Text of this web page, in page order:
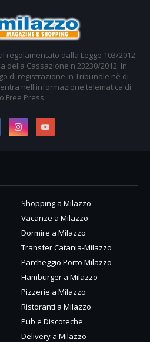
regolamentato dalla Legge 103/2012
della Cassazione n.23230/2012. In
di registrazione in Tribunale nè di
nell'informazione telematica di
Free Press.
Shopping a Milazzo
Vacanze a Milazzo
Dormire a Milazzo
Transfer Catania-Milazzo
Parcheggio Porto Milazzo
Hamburger a Milazzo
Pizzerie a Milazzo
Ristoranti a Milazzo
Pub e Discoteche
Delivery a Milazzo